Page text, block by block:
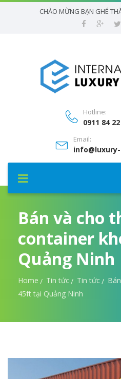
CHÀO MỪNG BẠN GHÉ
Hotline:
0911 84
Email:
Bán và cho
container
Quảng Ninh
Home Tin tức Tin tức
45ft tại Quảng Ninh